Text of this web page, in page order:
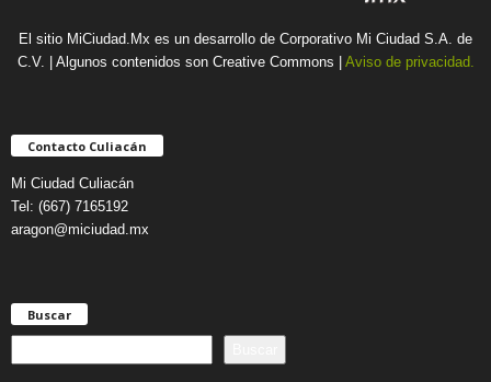
El sitio MiCiudad.Mx es un desarrollo de Corporativo Mi Ciudad S.A. de
C.V. | Algunos contenidos son Creative Commons | Aviso de privacidad.
Contacto Culiacán
Mi Ciudad Culiacán
Tel: (667) 7165192
aragon@miciudad.mx
Buscar
u